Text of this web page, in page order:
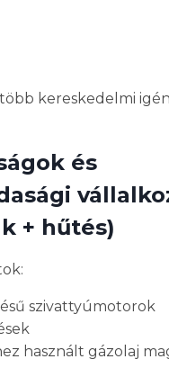
kereskedelmi
és
+ hűtés)
szivattyúmotorok
használt gázolaj